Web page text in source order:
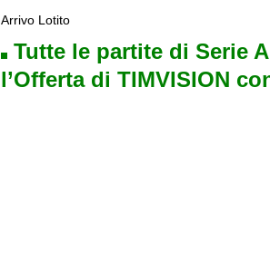
Arrivo Lotito
Tutte le partite di Serie
l’Offerta di TIMVISION